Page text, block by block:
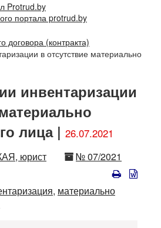
Protrud.by
портала protrud.by
договора (контракта)
в отсутствие материально
инвентаризации
лица | 26.07.2021
юрист Номер
№ 07/2021
материально